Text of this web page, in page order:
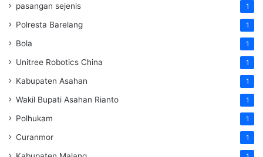
pasangan sejenis 1
Polresta Barelang 1
Bola 1
Unitree Robotics China 1
Kabupaten Asahan 1
Wakil Bupati Asahan Rianto 1
Polhukam 1
Curanmor 1